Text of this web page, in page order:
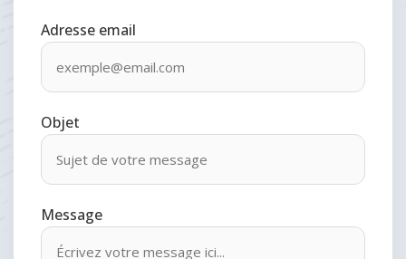
Adresse email
Objet
Message